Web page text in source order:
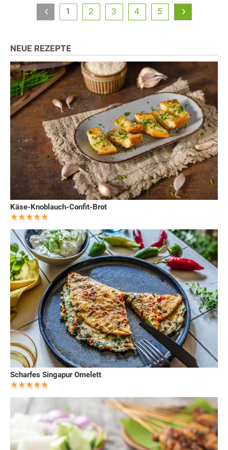
1 2 3 4 5
NEUE REZEPTE
Käse-Knoblauch-Confit-Brot
Scharfes Singapur Omelett